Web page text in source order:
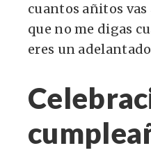
cuantos añitos
que no me digas
eres un